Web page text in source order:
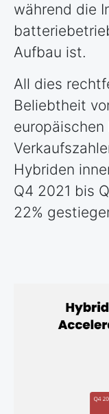
während die
Aufbau ist.
All dies
Beliebtheit
Hybriden
Q4 2021 bis
22%